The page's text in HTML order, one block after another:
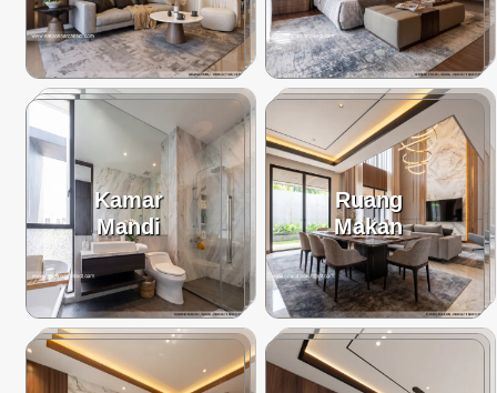
Kamar
Mandi
Ruang
Makan